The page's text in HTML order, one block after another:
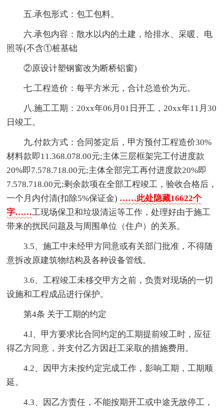
五.承包形式：包工包料。
六.承包内容：散水以内的土建，给排水、采暖、电
照等(不含①桩基础
②原设计塑钢窗改为断桥铝窗)
七.工程造价：每平方米元，合计总造价为元。
八.施工工期：20xx年06月01日开工，20xx年11月30
日竣工。
九.付款方式：合同签定后，甲方预付工程造价30%
材料款即11.368.078.00元;主体三层框架完工付进度款
20%即7.578.718.00元;主体全部完工再付进度款20%即
7.578.718.00元;剩余款项在全部工程竣工，验收合格后，
一个月内付清(扣除5%保证金) ……此处隐藏16622个
字……工现场保卫和垃圾清运等工作，处理好由于施工
带来的扰民问题及与周围单位（住户）的关系。
3.5、施工中未经甲方同意或有关部门批准，不得随
意拆改原建筑物结构及各种设备管线。
3.6、工程竣工未移交甲方之前，负责对现场的一切
设施和工程成品进行保护。
第4条 关于工期的约定
4.l、甲方要求比合同约定的工期提前竣工时，应征
得乙方同意，并支付乙方因赶工采取的措施费用。
4.2、因甲方未按约定完成工作，影响工期，工期顺
延。
4.3、因乙方责任，不能按期开工或中途无故停工，